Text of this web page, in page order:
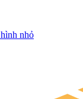
nhỏ